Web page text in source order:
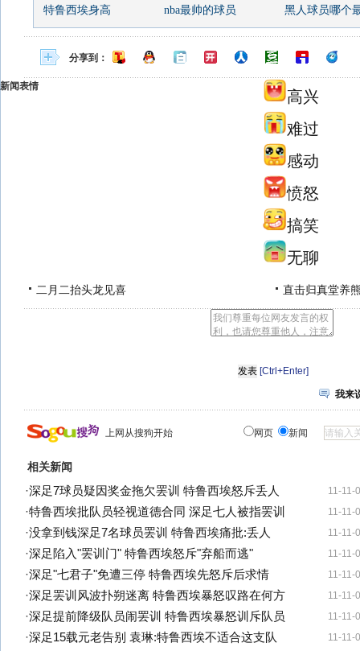
特鲁西埃身高
nba最帅的球员 黑人球员哪个
分享到：
新闻表情
高兴
难过
感动
愤怒
搞笑
无聊
二月二抬头龙见喜 直击归真堂养
[Ctrl+Enter]
我来
上网从搜狗开始 网页 新闻
相关新闻
11-11-
·深足7球员疑因奖金拖欠罢训 特鲁西埃怒斥丢人
11-11-
·特鲁西埃批队员轻视道德合同 深足七人被指罢训
11-11-
·没拿到钱深足7名球员罢训 特鲁西埃痛批:丢人
11-11-
·深足陷入"罢训门" 特鲁西埃怒斥"弃船而逃"
11-11-
·深足"七君子"免遭三停 特鲁西埃先怒斥后求情
11-11-
·深足罢训风波扑朔迷离 特鲁西埃暴怒叹路在何方
11-11-
·深足提前降级队员闹罢训 特鲁西埃暴怒训斥队员
11-11-
·深足15载元老告别 袁琳:特鲁西埃不适合这支队